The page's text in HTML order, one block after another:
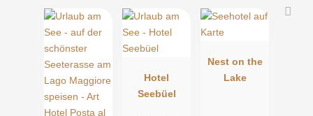
Hotel
Seebüel
Nest on the
Lake